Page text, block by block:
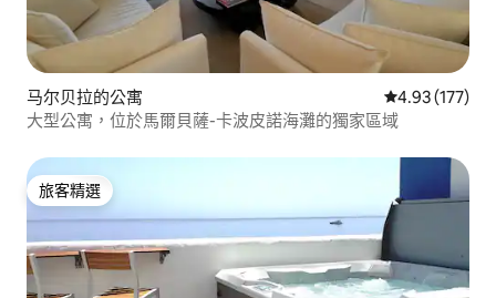
免費沙灘毛巾、椅子/吊床和沙灘遮陽傘。
可應要求免費提供嬰兒床和高腳椅。住宿
超過 7 晚，每週免費清潔一次。
马尔贝拉的公寓 從 177 則評價
4.93 (177)
大型公寓，位於馬爾貝薩-卡波皮諾海灘的獨家區域
旅客精選
旅客精選